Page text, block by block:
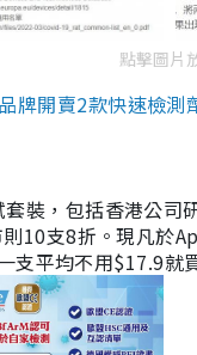
點擊圖片
牌開賣2款快速檢
裝，包括香港公
10支8折。現凡
平均不用$17.9就